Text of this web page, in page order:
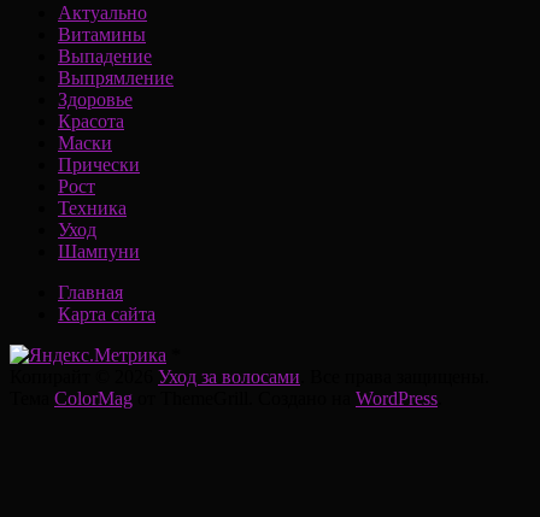
Актуально
Витамины
Выпадение
Выпрямление
Здоровье
Красота
Маски
Прически
Рост
Техника
Уход
Шампуни
Главная
Карта сайта
Уход за волосами
ColorMag WordPress